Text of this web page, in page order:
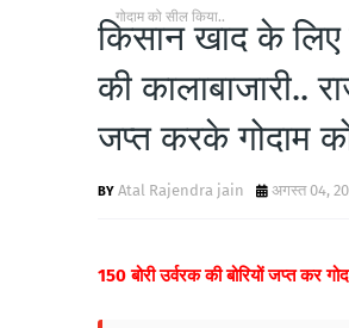
गोदाम को सील किया..
किसान खाद के लिए
की कालाबाजारी..
जप्त करके गोदाम
Atal Rajendra jain अगस्त 04,
150 बोरी उर्वरक की बोरियों जप्त कर